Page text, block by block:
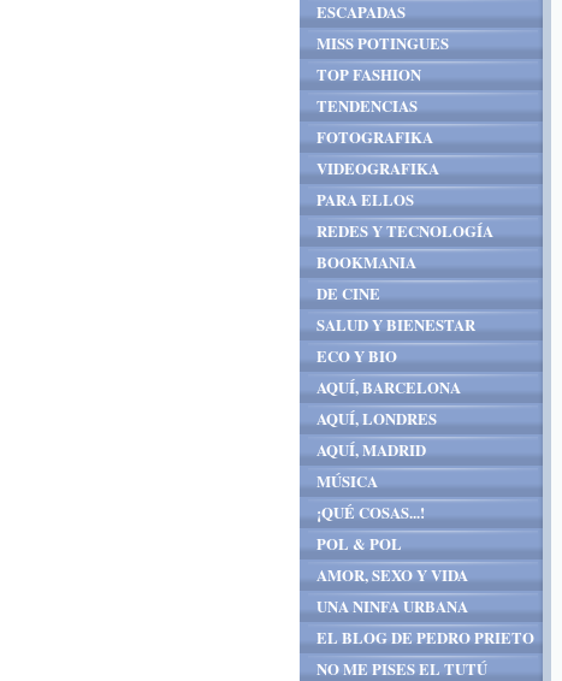
ESCAPADAS
MISS POTINGUES
TOP FASHION
TENDENCIAS
FOTOGRAFIKA
VIDEOGRAFIKA
PARA ELLOS
REDES Y TECNOLOGÍA
BOOKMANIA
DE CINE
SALUD Y BIENESTAR
ECO Y BIO
AQUÍ, BARCELONA
AQUÍ, LONDRES
AQUÍ, MADRID
MÚSICA
¡QUÉ COSAS...!
POL & POL
AMOR, SEXO Y VIDA
UNA NINFA URBANA
EL BLOG DE PEDRO PRIETO
NO ME PISES EL TUTÚ